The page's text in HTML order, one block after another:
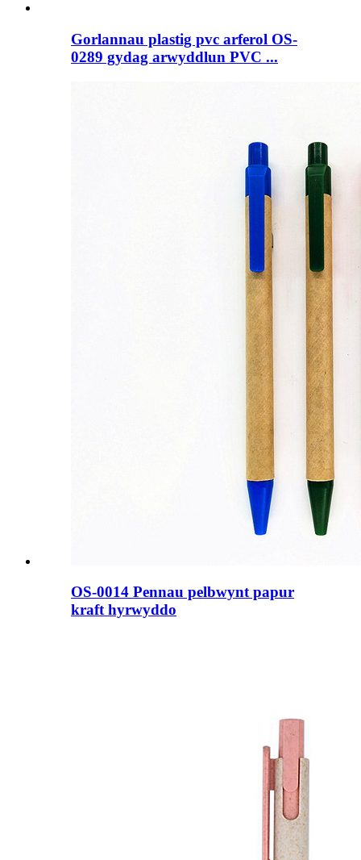
Gorlannau plastig pvc arferol OS-
0289 gydag arwyddlun PVC ...
OS-0014 Pennau pelbwynt papur
kraft hyrwyddo